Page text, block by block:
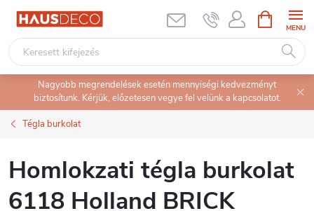
Ugrás
tartalomhoz
KOSÁR
Nagyobb megrendelések esetén mennyiségi kedvezményt
biztosítunk. Kérjük, előzetesen vegye fel velünk a kapcsolatot.
Tégla burkolat
Homlokzati tégla burkolat
6118 Holland BRICK